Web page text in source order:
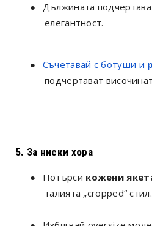
●
Дължината
елегантност.
● Съчетавай с ботуши и
подчертават
5. За ниски хора
● Потърси кожени
талията „cropped“ стил.